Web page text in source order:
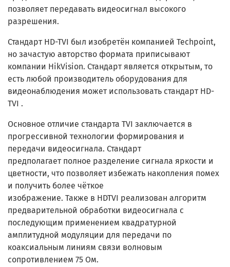
позволяет передавать видеосигнал высокого
разрешения.
Стандарт HD-TVI был изобретён компанией Techpoint,
но зачастую авторство формата приписывают
компании HikVision. Стандарт является открытым, то
есть любой производитель оборудования для
видеонаблюдения может использовать стандарт HD-
TVI .
Основное отличие стандарта TVI заключается в
прогрессивной технологии формирования и
передачи видеосигнала. Стандарт
предполагает полное разделение сигнала яркости и
цветности, что позволяет избежать накопления помех
и получить более чёткое
изображение. Также в HDTVI реализован алгоритм
предварительной обработки видеосигнала с
последующим применением квадратурной
амплитудной модуляции для передачи по
коаксиальным линиям связи волновым
сопротивлением 75 Ом.